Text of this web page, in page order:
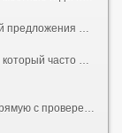
— здесь можно найти варианты от 523 ? .
цены на экскурсии в Казани .
в Казани или партнёрские программы.